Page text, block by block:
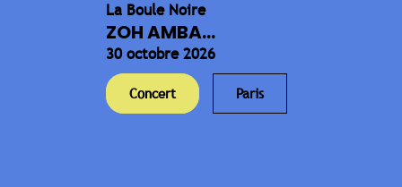
La Boule Noire
ZOH AMBA...
30 octobre 2026
Concert Paris